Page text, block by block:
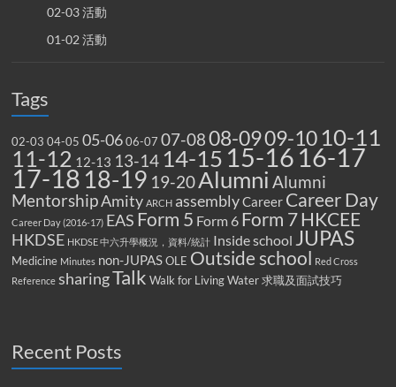
02-03 活動
01-02 活動
Tags
02-03 04-05 05-06 06-07 07-0808-0909-10 10-11
11-12 12-13 13-14 14-15 15-16 16-17
17-18 18-19 19-20Alumni Alumni
MentorshipAmity ARCH assemblyCareer Career Day
Career Day (2016-17) EAS Form 5 Form 6 Form 7HKCEE
HKDSE HKDSE 中六升學概況，資料/統計 Inside school JUPAS
Medicine Minutes non-JUPAS OLE Outside school
Red Cross
Reference sharingTalk Walk for Living Water 求職及面試技巧
Recent Posts